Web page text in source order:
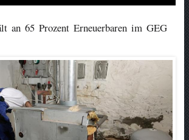
an 65 Prozent Erneuerbaren im GEG